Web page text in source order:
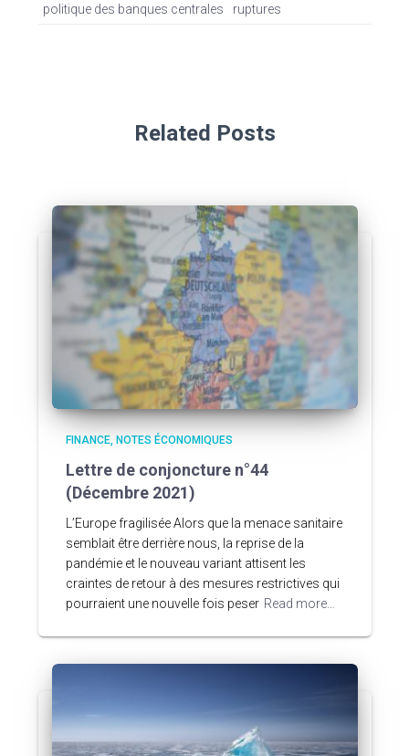
politique des banques centrales
ruptures
Related Posts
FINANCE NOTES ÉCONOMIQUES
Lettre de conjoncture n°44
(Décembre 2021)
L’Europe fragilisée Alors que la menace sanitaire
semblait être derrière nous, la reprise de la
pandémie et le nouveau variant attisent les
craintes de retour à des mesures restrictives qui
pourraient une nouvelle fois peser Read more…